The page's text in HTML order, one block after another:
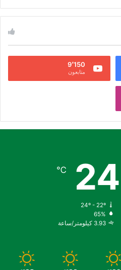
9٬150
متابعون
24
℃
24º - 22º
65%
3.93 كيلومتر/ساعة